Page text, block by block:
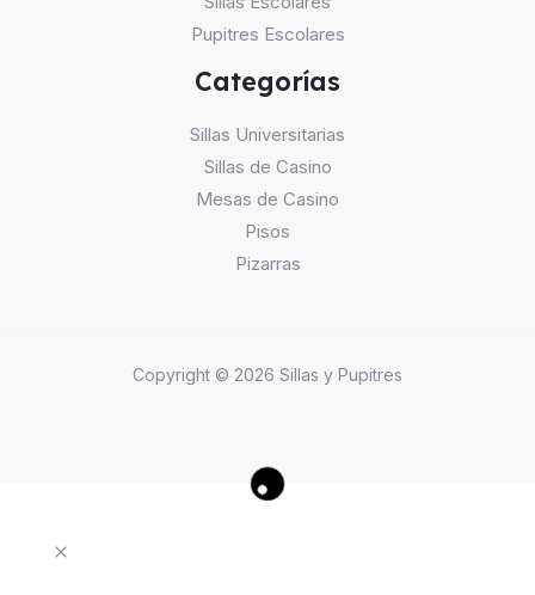
Pupitres Escolares
Categorías
Sillas Universitarias
Sillas de Casino
Mesas de Casino
Pisos
Pizarras
Copyright © 2026 Sillas y Pupitres